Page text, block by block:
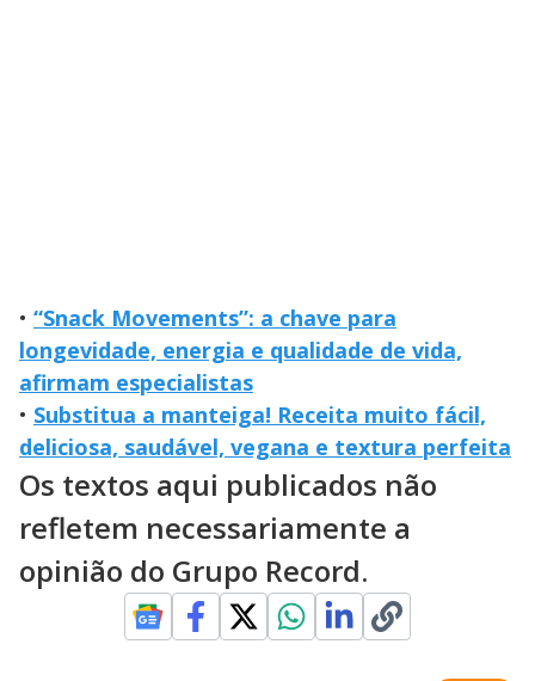
• “Snack Movements”: a chave para
longevidade, energia e qualidade de vida,
afirmam especialistas
• Substitua a manteiga! Receita muito fácil,
deliciosa, saudável, vegana e textura perfeita
Os textos aqui publicados não
refletem necessariamente a
opinião do Grupo Record.